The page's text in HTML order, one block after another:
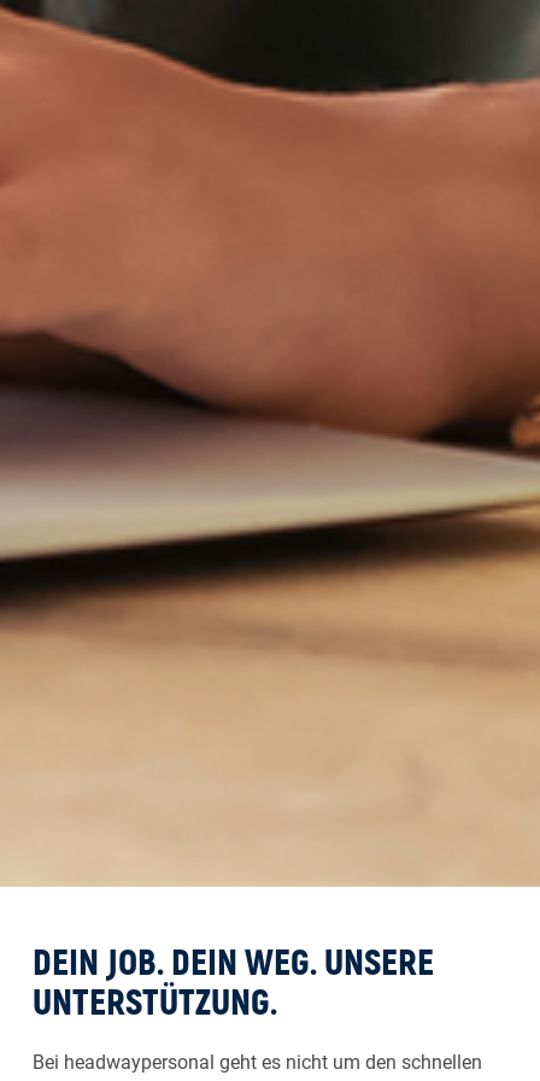
DEIN JOB. DEIN WEG. UNSERE
UNTERSTÜTZUNG.
Bei headwaypersonal geht es nicht um den schnellen